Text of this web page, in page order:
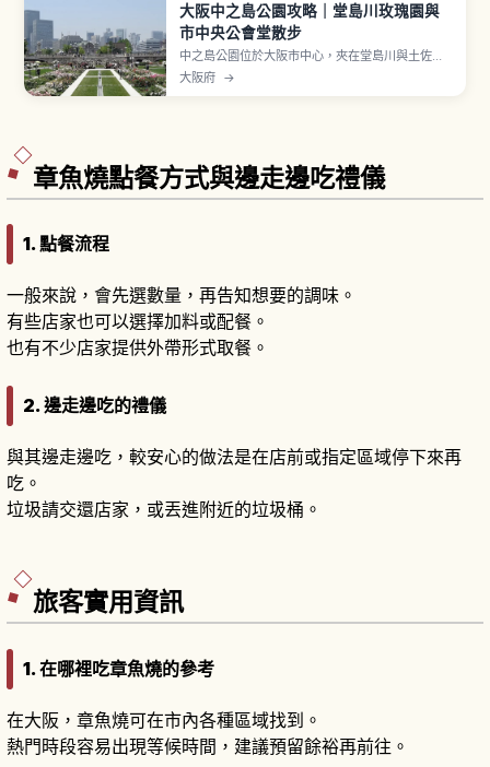
大阪中之島公園攻略｜堂島川玫瑰園與
市中央公會堂散步
中之島公園位於大阪市中心，夾在堂島川與土佐堀
川之間，全長約1.5公里。1891年（明治24年）作
為大阪第一座都市公園誕生。「大阪府立中之島圖
大阪府 →
章魚燒點餐方式與邊走邊吃禮儀
1. 點餐流程
一般來說，會先選數量，再告知想要的調味。
有些店家也可以選擇加料或配餐。
也有不少店家提供外帶形式取餐。
2. 邊走邊吃的禮儀
與其邊走邊吃，較安心的做法是在店前或指定區域停下來再
吃。
垃圾請交還店家，或丟進附近的垃圾桶。
旅客實用資訊
1. 在哪裡吃章魚燒的參考
在大阪，章魚燒可在市內各種區域找到。
熱門時段容易出現等候時間，建議預留餘裕再前往。